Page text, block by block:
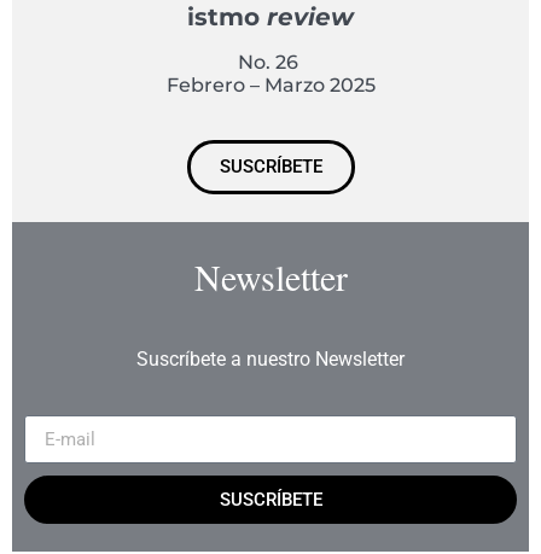
istmo review
No. 26
Febrero – Marzo 2025
SUSCRÍBETE
Newsletter
Suscríbete a nuestro Newsletter
SUSCRÍBETE